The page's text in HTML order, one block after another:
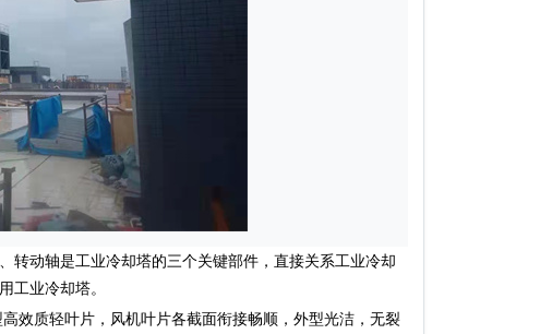
动轴是工业冷却塔的三个关键部件，直接关系工业冷却
工业冷却塔。
质轻叶片，风机叶片各截面衔接畅顺，外型光洁，无裂